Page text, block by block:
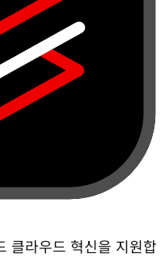
클라우드 혁신을 지원합